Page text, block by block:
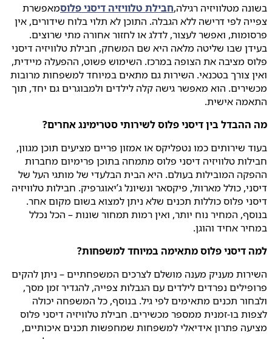
בשונה מטלוויזיה רגילה,חבילת טלוויזיה דיסני פלוסמאפשרת
צפייה לפי דרישה ללא הגבלה. התוכן לא תלוי בלוח שידורים, אין
פרסומות, ואפשר לעצור, לדלג או לחזור אחורה מתי שרוצים.
בעידן שבו שליטה מלאה היא שם המשחק, חבילת טלוויזיה דיסני
פלוס מציבה את הצופה במרכז. השימוש פשוט, ההפעלה מיידית,
ואין צורך בטכנאי. השירות גם מתאים במיוחד למשפחות מרובות
מכשירים. הוא מאפשר גישה קלה לילדים ולמבוגרים גם יחד, תוך
התאמה אישית.
מה ההבדל בין דיסני פלוס לשירותי סטרימינג אחרים?
בעוד שירותים כמו נטפליקס או אמזון פריים מציעים תוכן מגוון,
חבילות טלוויזיה דיסני פלוס מתמחה בתוכן פרימיום מחברות
ההפקה המובילות בעולם. היא הבית הבלעדי של מותגי העל של
דיסני, כולל מארוול, פיקסאר ונשיונל ג’יאוגרפיק. חבילות טלוויזיה
דיסני פלוס כוללות תכנים שלא ניתן למצוא בשום מקום אחר.
בנוסף, המחיר נוח יותר, ואין רמות תמחור שונות – הכל נכלל
במחיר אחיד והוגן.
למה דיסני פלוס מתאימה במיוחד למשפחות?
השירות מעניק מענה מושלם לצרכים המשפחתיים – ניתן להקים
פרופילים נפרדים לילדים עם הגבלות צפייה, להגדיר זמן מסך,
ולבחור תכנים מתאימים לפי גיל. בנוסף, כל המשפחה יכולה
לצפות בו-זמנית ממספר מכשירים. חבילת טלוויזיה דיסני פלוס
מציעה פתרון אידיאלי למשפחות שמחפשות תכנים איכותיים,